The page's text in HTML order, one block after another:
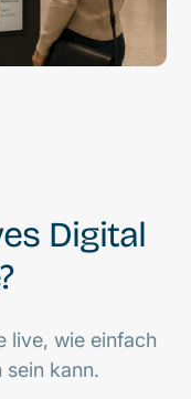
Digital
live, wie einfach
kann.